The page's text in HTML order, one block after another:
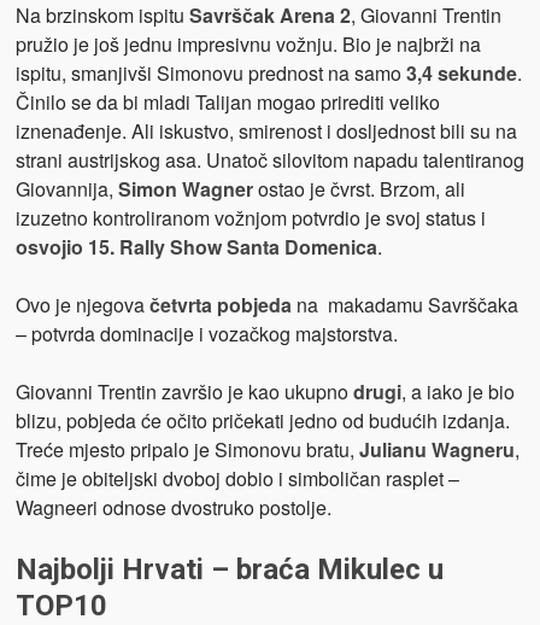
Na brzinskom ispitu Savrščak Arena 2, Giovanni Trentin
pružio je još jednu impresivnu vožnju. Bio je najbrži na
ispitu, smanjivši Simonovu prednost na samo3,4 sekunde.
Činilo se da bi mladi Talijan mogao prirediti veliko
iznenađenje. Ali iskustvo, smirenost i dosljednost bili su na
strani austrijskog asa. Unatoč silovitom napadu talentiranog
Giovannija, Simon Wagnerostao je čvrst. Brzom, ali
izuzetno kontroliranom vožnjom potvrdio je svoj status i
osvojio 15. Rally Show Santa Domenica.
Ovo je njegovačetvrta pobjedana makadamu Savrščaka
– potvrda dominacije i vozačkog majstorstva.
Giovanni Trentin završio je kao ukupnodrugi, a iako je bio
blizu, pobjeda će očito pričekati jedno od budućih izdanja.
Treće mjesto pripalo je Simonovu bratu, Julianu Wagneru,
čime je obiteljski dvoboj dobio i simboličan rasplet –
Wagneeri odnose dvostruko postolje.
Najbolji Hrvati – braća Mikulec u
TOP10